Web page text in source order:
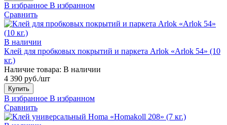
В избранное В избранном
Сравнить
В наличии
Клей для пробковых покрытий и паркета Arlok «Arlok 54» (10
кг.)
Наличие товара: В наличии
4 390 руб./шт
Купить
В избранное В избранном
Сравнить